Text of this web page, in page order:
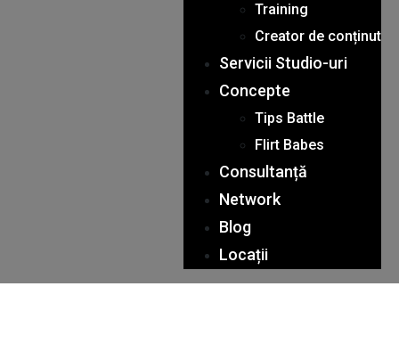
Training
Creator de conținut
Servicii Studio-uri
Concepte
Tips Battle
Flirt Babes
Consultanță
Network
Blog
Locații